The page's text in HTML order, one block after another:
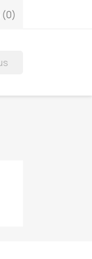
(0)